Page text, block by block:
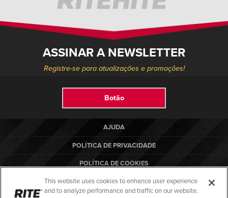
ASSINAR A NEWSLETTER
Registre-se para atualizações e promoções!
Botão
AJUDA
POLÍTICA DE PRIVACIDADE
POLÍTICA DE COOKIES
TERMOS DE USO
This website uses cookies to enhance user experience
and to analyze performance and traffic on our website.